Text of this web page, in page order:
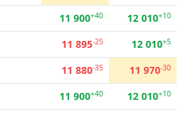
11 900+40 12 010+10
11 895-25 12 010+5
11 880-35 11 970-30
11 900+40 12 010+10